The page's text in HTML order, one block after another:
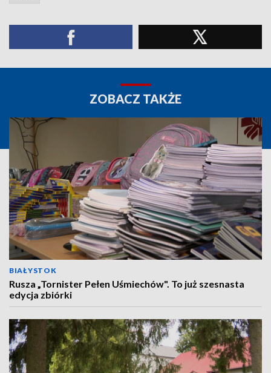
ZOBACZ TAKŻE
BIAŁYSTOK
Rusza „Tornister Pełen Uśmiechów". To już szesnasta
edycja zbiórki